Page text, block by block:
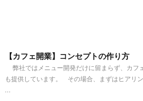
【カフェ開業】コンセプトの作り方
弊社ではメニュー開発だけに留まらず、カフ
も提供しています。 その場合、まずはヒアリ
...